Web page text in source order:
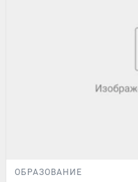
ОБРАЗОВАНИЕ